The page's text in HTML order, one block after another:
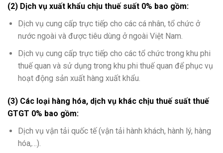
(2) Dịch vụ xuất khẩu chịu thuế suất 0% bao gồm:
Dịch vụ cung cấp trực tiếp cho các cá nhân, tổ chức ở
nước ngoài và được tiêu dùng ở ngoài Việt Nam.
Dịch vụ cung cấp trực tiếp cho các tổ chức trong khu phi
thuế quan và sử dụng trong khu phi thuế quan để phục vụ
hoạt động sản xuất hàng xuất khẩu.
(3) Các loại hàng hóa, dịch vụ khác chịu thuế suất thuế
GTGT 0% bao gồm:
Dịch vụ vận tải quốc tế (vận tải hành khách, hành lý, hàng
hóa,…).